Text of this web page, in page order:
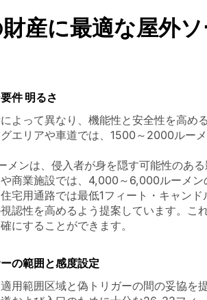
産に最適な屋外
件 明るさ
よって異なり、機能性と安全性を高
エリアや車道では、1500～2000ルー
ンは、侵入者が身を隠す可能性のあ
商業施設では、4,000～6,000ルーメン
宅用通路では最低1フィート・キャン
認性を高めるよう提案しています。
にすることができます。
の範囲と感度設定
用範囲区域と偽トリガーの間の妥協を